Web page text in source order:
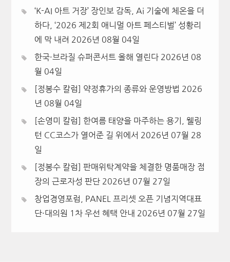
‘K-AI 아트 거장’ 장인보 감독, Ai 기술에 체온을 더
하다, ‘2026 제2회 애니멀 아트 페스티벌’ 성황리
에 막 내려 2026년 08월 04일
한국·브라질 슈퍼콘서트 올해 열린다 2026년 08
월 04일
[정봉수 칼럼] 약정휴가의 종류와 운영방법 2026
년 08월 04일
[손영미 칼럼] 한여름 태양을 마주하는 용기, 웰링
턴 CC코스가 열어준 길 위에서 2026년 07월 28
일
[정봉수 칼럼] 판매위탁계약을 체결한 명품매장 점
장의 근로자성 판단 2026년 07월 27일
창업경영포럼, PANEL 프리셋 오픈 기념지역대표
단·대의원 1차 우선 혜택 안내 2026년 07월 27일